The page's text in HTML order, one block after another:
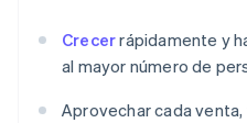
Crecerrápidamente y
al mayor número de
Aprovechar cada